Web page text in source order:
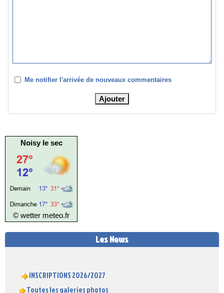
Me notifier l'arrivée de nouveaux commentaires
Noisy le sec
© wetter meteo.fr
Les News
INSCRIPTIONS 2026/2027
Toutes les galeries photos